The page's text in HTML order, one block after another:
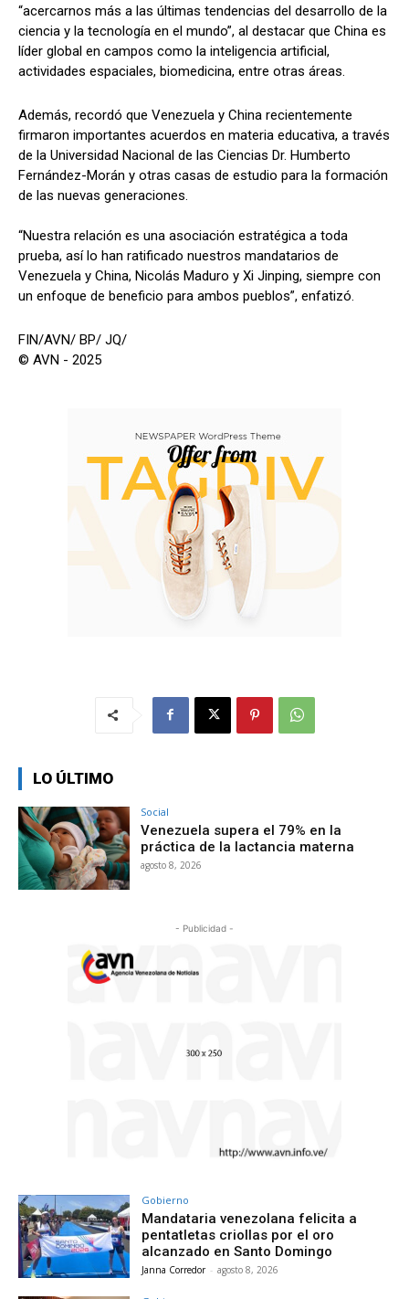
“acercarnos más a las últimas tendencias del desarrollo de la
ciencia y la tecnología en el mundo”, al destacar que China es
líder global en campos como la inteligencia artificial,
actividades espaciales, biomedicina, entre otras áreas.
Además, recordó que Venezuela y China recientemente
firmaron importantes acuerdos en materia educativa, a través
de la Universidad Nacional de las Ciencias Dr. Humberto
Fernández-Morán y otras casas de estudio para la formación
de las nuevas generaciones.
“Nuestra relación es una asociación estratégica a toda
prueba, así lo han ratificado nuestros mandatarios de
Venezuela y China, Nicolás Maduro y Xi Jinping, siempre con
un enfoque de beneficio para ambos pueblos”, enfatizó.
FIN/AVN/ BP/ JQ/
© AVN - 2025
LO ÚLTIMO
Social
Venezuela supera el 79% en la
práctica de la lactancia materna
agosto 8, 2026
- Publicidad -
Gobierno
Mandataria venezolana felicita a
pentatletas criollas por el oro
alcanzado en Santo Domingo
Janna Corredor - agosto 8, 2026